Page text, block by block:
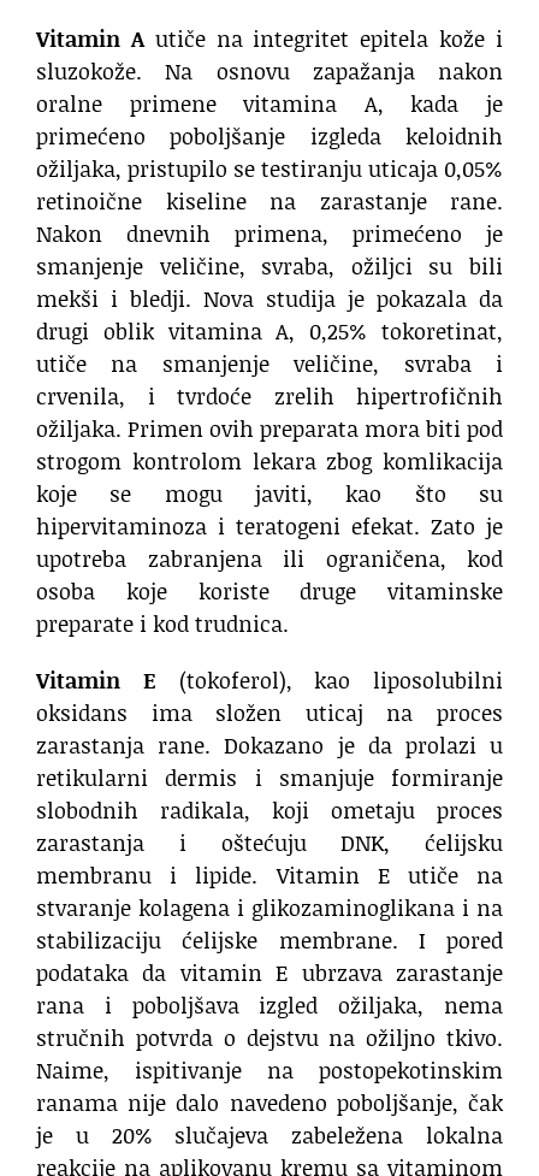
Vitamin A utiče na integritet epitela kože i
sluzokože. Na osnovu zapažanja nakon
oralne primene vitamina A, kada je
primećeno poboljšanje izgleda keloidnih
ožiljaka, pristupilo se testiranju uticaja 0,05%
retinoične kiseline na zarastanje rane.
Nakon dnevnih primena, primećeno je
smanjenje veličine, svraba, ožiljci su bili
mekši i bledji. Nova studija je pokazala da
drugi oblik vitamina A, 0,25% tokoretinat,
utiče na smanjenje veličine, svraba i
crvenila, i tvrdoće zrelih hipertrofičnih
ožiljaka. Primen ovih preparata mora biti pod
strogom kontrolom lekara zbog komlikacija
koje se mogu javiti, kao što su
hipervitaminoza i teratogeni efekat. Zato je
upotreba zabranjena ili ograničena, kod
osoba koje koriste druge vitaminske
preparate i kod trudnica.
Vitamin E (tokoferol), kao liposolubilni
oksidans ima složen uticaj na proces
zarastanja rane. Dokazano je da prolazi u
retikularni dermis i smanjuje formiranje
slobodnih radikala, koji ometaju proces
zarastanja i oštećuju DNK, ćelijsku
membranu i lipide. Vitamin E utiče na
stvaranje kolagena i glikozaminoglikana i na
stabilizaciju ćelijske membrane. I pored
podataka da vitamin E ubrzava zarastanje
rana i poboljšava izgled ožiljaka, nema
stručnih potvrda o dejstvu na ožiljno tkivo.
Naime, ispitivanje na postopekotinskim
ranama nije dalo navedeno poboljšanje, čak
je u 20% slučajeva zabeležena lokalna
reakcije na aplikovanu kremu sa vitaminom